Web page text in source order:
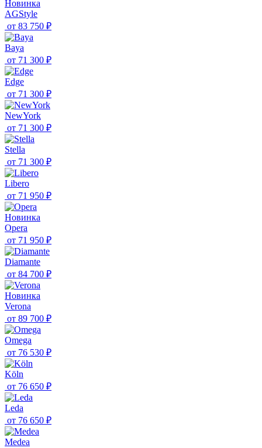
Новинка
AGStyle
от 83 750 ₽
Baya
от 71 300 ₽
Edge
от 71 300 ₽
NewYork
от 71 300 ₽
Stella
от 71 300 ₽
Libero
от 71 950 ₽
Новинка
Opera
от 71 950 ₽
Diamante
от 84 700 ₽
Новинка
Verona
от 89 700 ₽
Omega
от 76 530 ₽
Köln
от 76 650 ₽
Leda
от 76 650 ₽
Medea